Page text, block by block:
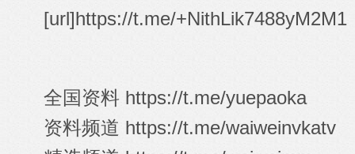
[url]https://t.me/+NithLik7488yM2M1
全国资料 https://t.me/yuepaoka
资料频道 https://t.me/waiweinvkatv